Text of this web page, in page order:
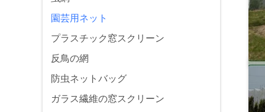
園芸用ネット
プラスチック窓スクリーン
反鳥の網
防虫ネットバッグ
ガラス繊維の窓スクリーン